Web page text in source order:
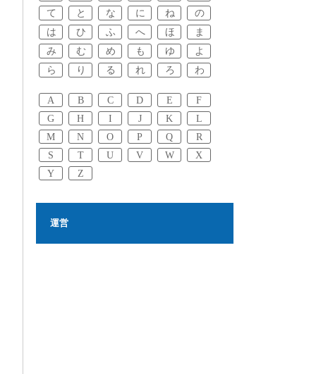
て
と な に ね
の
は
ひ ふ へ ほ
ま
み
む め も ゆ
よ
ら
り る れ ろ わ
A B C D E
F
G
H I J K
L
M
N O P Q
R
S
T U V W
X
Y
Z
運営